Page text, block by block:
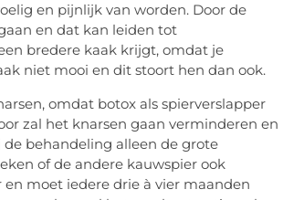
en pijnlijk van worden. Door de
en dat kan leiden tot
bredere kaak krijgt, omdat je
niet mooi en dit stoort hen dan ook.
omdat botox als spierverslapper
zal het knarsen gaan verminderen en
behandeling alleen de grote
of de andere kauwspier ook
moet iedere drie à vier maanden